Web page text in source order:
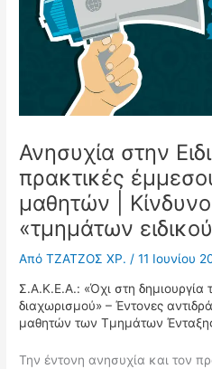
Ανησυχία στην
πρακτικές
μαθητών |
«τμημάτων
ΑπόΤΖΑΤΖΟΣ ΧΡ./11 Ιουνίου
Σ.Α.Κ.Ε.Α.: «Όχι στη
διαχωρισμού» – Έντονες
μαθητών των Τμημάτων
Την έντονη ανησυχία και τον